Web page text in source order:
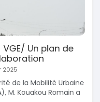
Un plan de
2025
de la Mobilité Urbaine
M. Kouakou Romain a